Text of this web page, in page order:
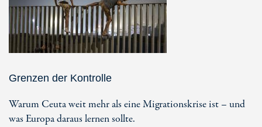
Grenzen der Kontrolle
Warum Ceuta weit mehr als eine Migrationskrise ist – und
was Europa daraus lernen sollte.